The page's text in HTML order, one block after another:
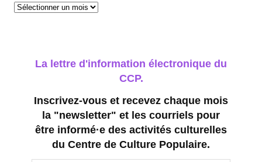
Archives
La lettre d'information électronique du
CCP.
Inscrivez-vous et recevez chaque mois
la "newsletter" et les courriels pour
être informé·e des activités culturelles
du Centre de Culture Populaire.